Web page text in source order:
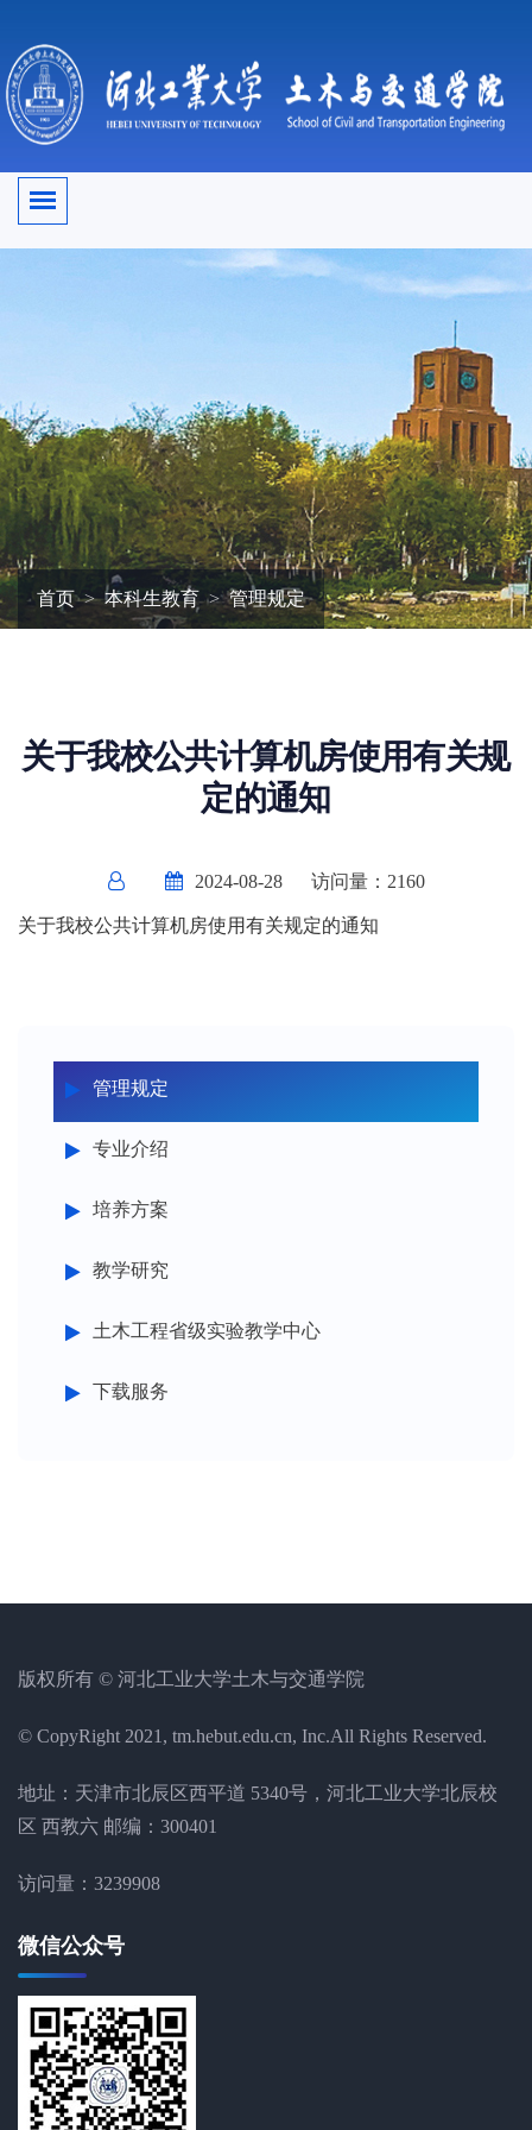
首页 本科生教育 管理规定
管理规定
专业介绍
培养方案
教学研究
土木工程省级实验教学中心
下载服务
关于我校公共计算机房使用有关规
定的通知
2024-08-28 访问量： 2160
关于我校公共计算机房使用有关规定的通知
版权所有 © 河北工业大学土木与交通学院
© CopyRight 2021, tm.hebut.edu.cn, Inc.All Rights Reserved.
地址：天津市北辰区西平道 5340号，河北工业大学北辰校
区 西教六 邮编：300401
访问量： 3239908
微信公众号